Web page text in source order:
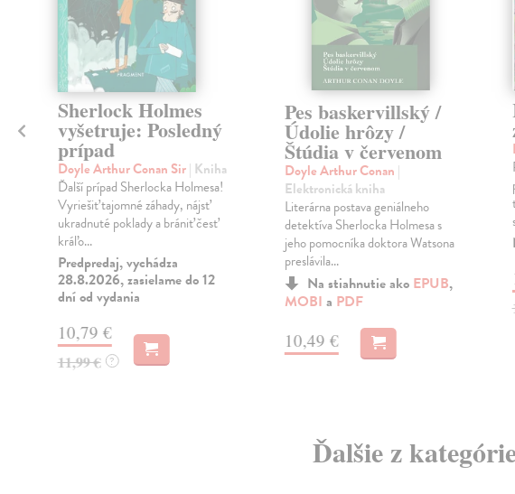
Sherlock Holmes
vyšetruje: Posledný
prípad
Doyle Arthur Conan Sir| Kniha
Ďalší prípad Sherlocka Holmesa!
Vyriešiť tajomné záhady, nájsť
ukradnuté poklady a brániť česť
kráľo...
Predpredaj, vychádza
28.8.2026, zasielame do 12
dní od vydania
10,79 €
11,99 € ?
Pes baskervillský /
Údolie hrôzy /
Štúdia v červenom
Doyle Arthur Conan |
Elektronická kniha
Literárna postava geniálneho
detektíva Sherlocka Holmesa s
jeho pomocníka doktora Watsona
preslávila...
Na stiahnutie ako EPUB,
MOBI a PDF
10,49 €
Ďalšie z